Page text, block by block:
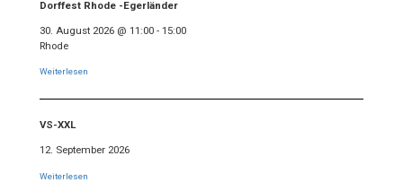
Dorffest Rhode -Egerländer
30. August 2026 @ 11:00 - 15:00
Rhode
Weiterlesen
VS-XXL
12. September 2026
Weiterlesen